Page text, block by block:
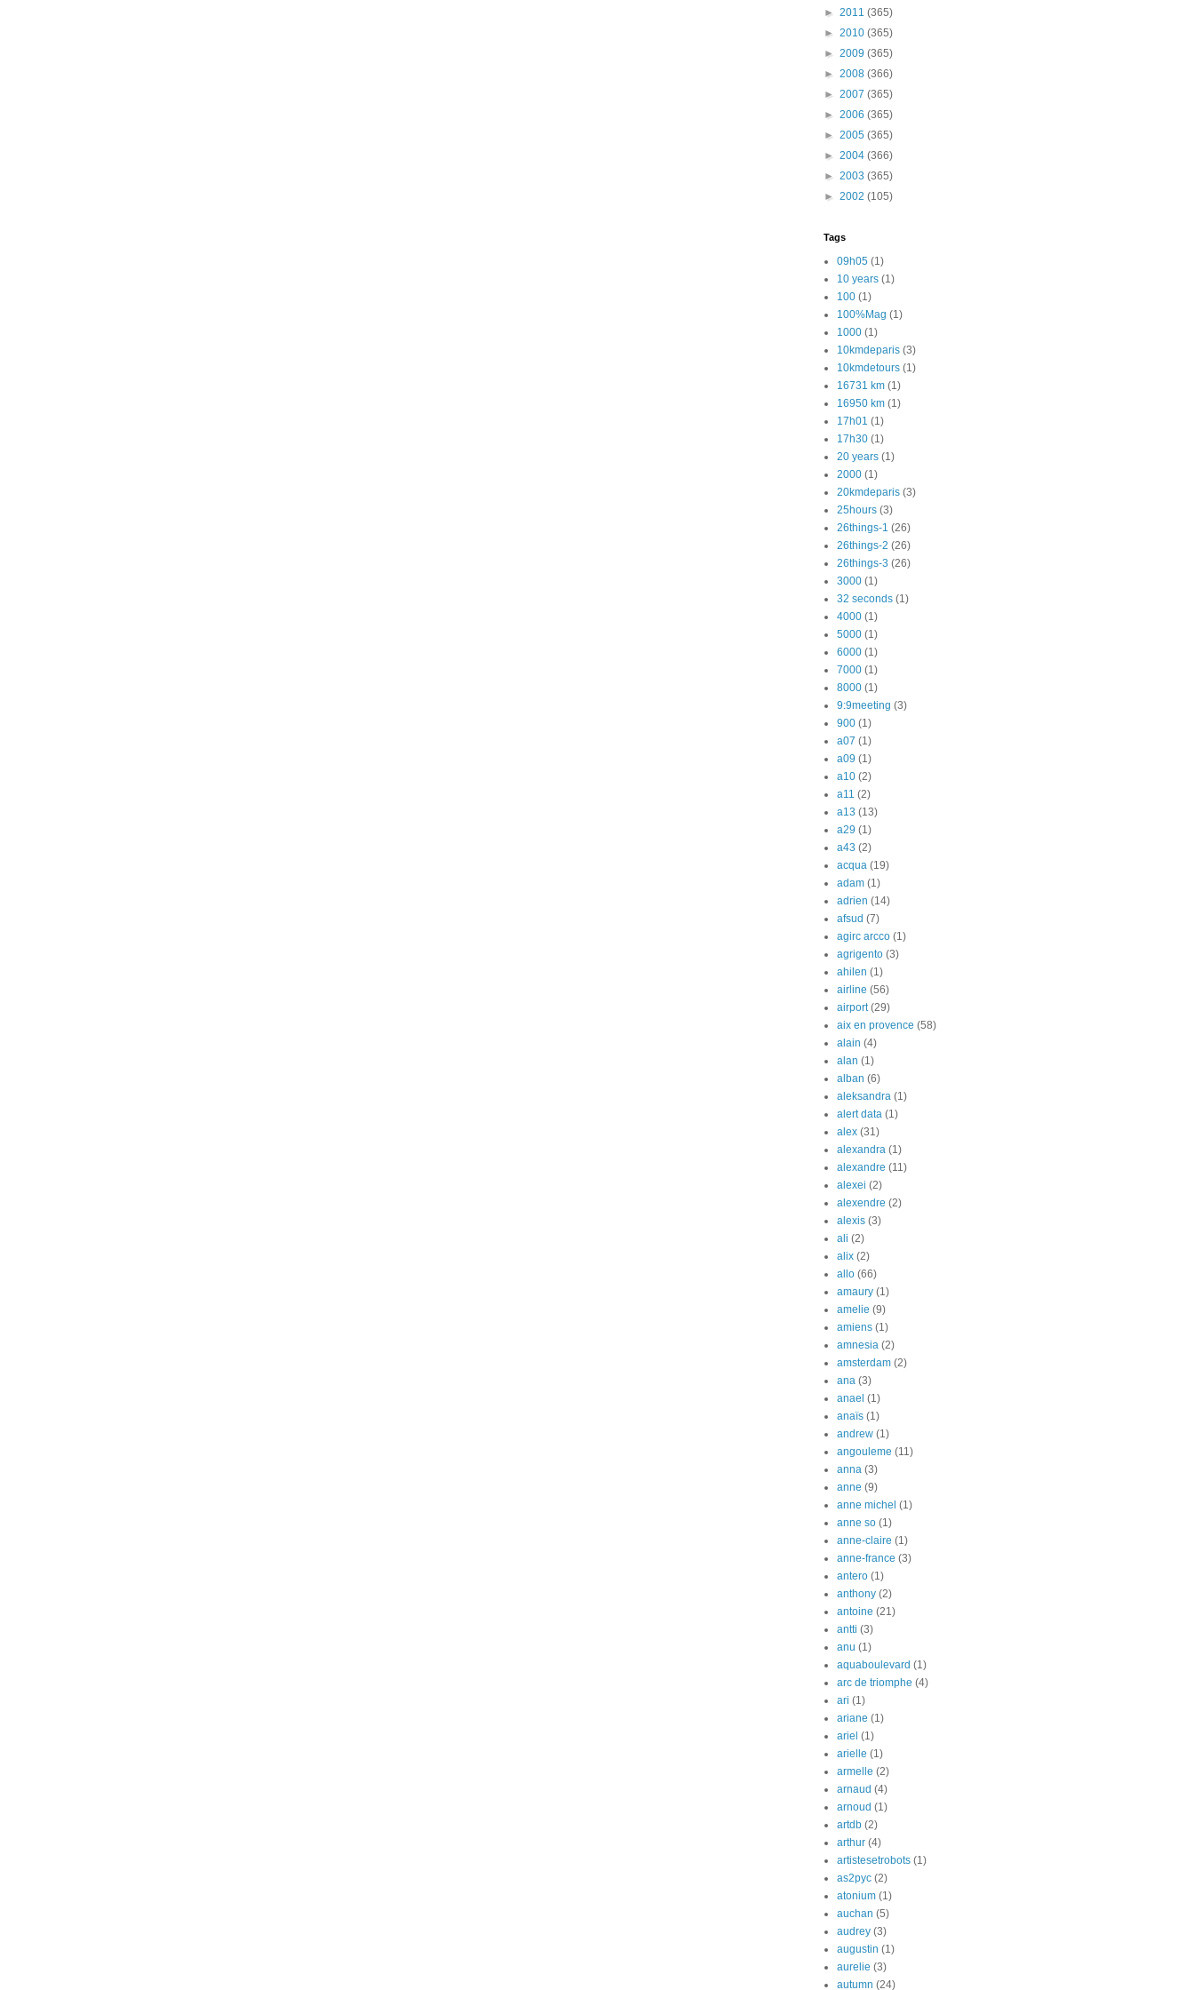
► 2011 (365)
► 2010 (365)
► 2009 (365)
► 2008 (366)
► 2007 (365)
► 2006 (365)
► 2005 (365)
► 2004 (366)
► 2003 (365)
► 2002 (105)
Tags
09h05 (1)
10 years (1)
100 (1)
100%Mag (1)
1000 (1)
10kmdeparis (3)
10kmdetours (1)
16731 km (1)
16950 km (1)
17h01 (1)
17h30 (1)
20 years (1)
2000 (1)
20kmdeparis (3)
25hours (3)
26things-1 (26)
26things-2 (26)
26things-3 (26)
3000 (1)
32 seconds (1)
4000 (1)
5000 (1)
6000 (1)
7000 (1)
8000 (1)
9:9meeting (3)
900 (1)
a07 (1)
a09 (1)
a10 (2)
a11 (2)
a13 (13)
a29 (1)
a43 (2)
acqua (19)
adam (1)
adrien (14)
afsud (7)
agirc arcco (1)
agrigento (3)
ahilen (1)
airline (56)
airport (29)
aix en provence (58)
alain (4)
alan (1)
alban (6)
aleksandra (1)
alert data (1)
alex (31)
alexandra (1)
alexandre (11)
alexei (2)
alexendre (2)
alexis (3)
ali (2)
alix (2)
allo (66)
amaury (1)
amelie (9)
amiens (1)
amnesia (2)
amsterdam (2)
ana (3)
anael (1)
anaïs (1)
andrew (1)
angouleme (11)
anna (3)
anne (9)
anne michel (1)
anne so (1)
anne-claire (1)
anne-france (3)
antero (1)
anthony (2)
antoine (21)
antti (3)
anu (1)
aquaboulevard (1)
arc de triomphe (4)
ari (1)
ariane (1)
ariel (1)
arielle (1)
armelle (2)
arnaud (4)
arnoud (1)
artdb (2)
arthur (4)
artistesetrobots (1)
as2pyc (2)
atonium (1)
auchan (5)
audrey (3)
augustin (1)
aurelie (3)
autumn (24)